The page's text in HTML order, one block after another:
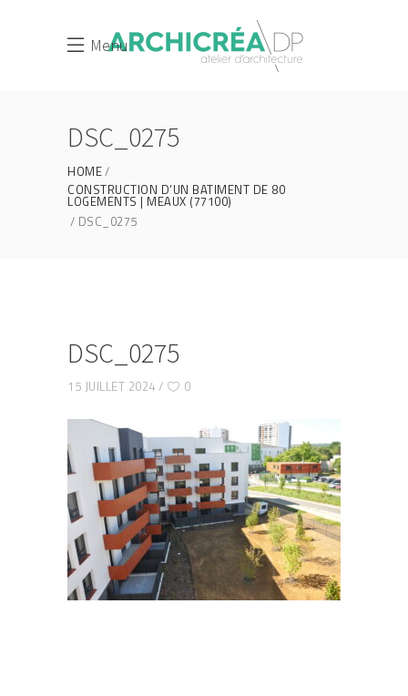
Menu
DSC_0275
HOME
CONSTRUCTION D’UN BATIMENT DE 80
LOGEMENTS | MEAUX (77100)
DSC_0275
DSC_0275
15 JUILLET 2024 0